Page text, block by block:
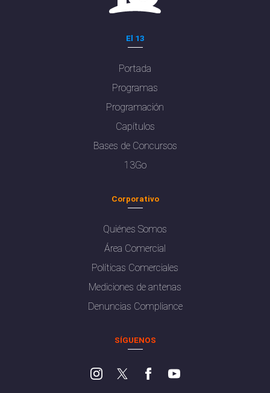
El 13
Portada
Programas
Programación
Capítulos
Bases de Concursos
13Go
Corporativo
Quiénes Somos
Área Comercial
Políticas Comerciales
Mediciones de antenas
Denuncias Compliance
SÍGUENOS